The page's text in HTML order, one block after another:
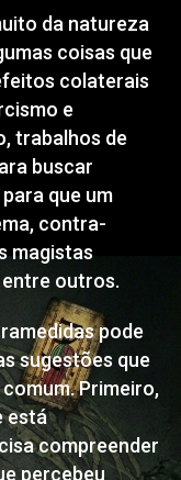
da natureza
coisas que
colaterais
e
trabalhos de
buscar
que um
contra-
magistas
outros.
pode
sugestões que
Primeiro,
está
compreender
percebeu